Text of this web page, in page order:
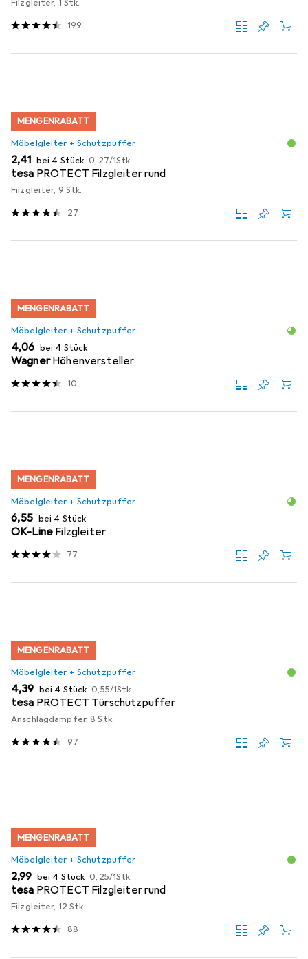
Filzgleiter, 1 Stk.
199
MENGENRABATT
Möbelgleiter + Schutzpuffer
EUR
2,41 bei 4 Stück EUR
0,27/1Stk.
tesa PROTECT Filzgleiter rund
Filzgleiter, 9 Stk.
27
MENGENRABATT
Möbelgleiter + Schutzpuffer
EUR
4,06 bei 4 Stück
Wagner Höhenversteller
10
MENGENRABATT
Möbelgleiter + Schutzpuffer
EUR
6,55 bei 4 Stück
OK-Line Filzgleiter
77
MENGENRABATT
Möbelgleiter + Schutzpuffer
EUR
4,39 bei 4 Stück EUR
0,55/1Stk.
tesa PROTECT Türschutzpuffer
Anschlagdämpfer, 8 Stk.
97
MENGENRABATT
Möbelgleiter + Schutzpuffer
EUR
2,99 bei 4 Stück EUR
0,25/1Stk.
tesa PROTECT Filzgleiter rund
Filzgleiter, 12 Stk.
88